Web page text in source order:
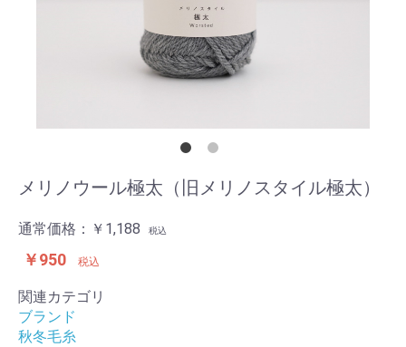
メリノウール極太（旧メリノスタイル極太）
通常価格： ￥1,188 税込
￥950 税込
関連カテゴリ
ブランド
秋冬毛糸